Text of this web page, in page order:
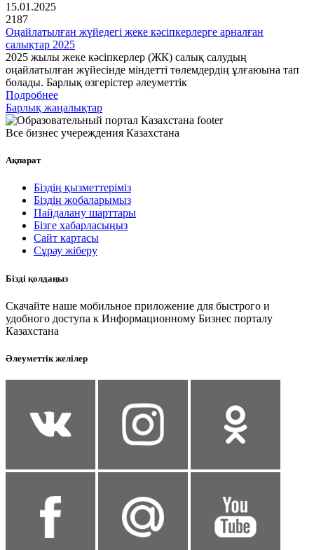
15.01.2025
2187
Оңайлатылған жүйедегі жеке кәсіпкерлерге арналған
салықтар 2025
2025 жылы жеке кәсіпкерлер (ЖК) салық салудың
оңайлатылған жүйесінде міндетті төлемдердің ұлғаюына тап
болады. Барлық өзгерістер әлеуметтік
Подробнее
Барлық жаңалықтар
Все бизнес учереждения Казахстана
Ақпарат
Біздің қызметтеріміз
Біздің жобаларымыз
Пайдалану шарттары
Бізге хабарласыңыз
Сайт картасы
Сұрау жіберу
Бізді қолдаңыз
Скачайте наше мобильное приложение для быстрого и
удобного доступа к Информационному Бизнес порталу
Казахстана
Әлеуметтік желілер